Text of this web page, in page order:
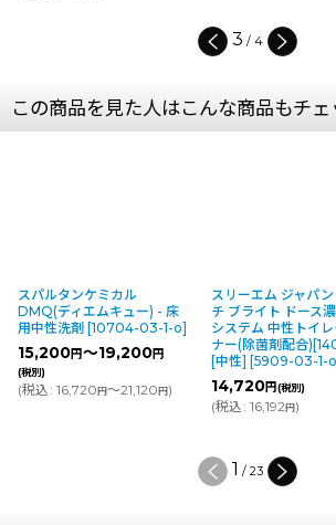
3 / 4
この商品を見た人はこんな商品もチ
スパルタンケミカル
DMQ(ディエムキュー) - 床
用中性洗剤 [10704-03-1-o]
15,200円～19,200円
(税別)
(税込: 16,720円～21,120円)
スリーエム ジャパン
チ ブライト ドース
システム 中性トイ
ナー(除菌剤配合
[中性] [5909-03-1-
14,720円(税別)
(税込: 16,192円)
1 / 23